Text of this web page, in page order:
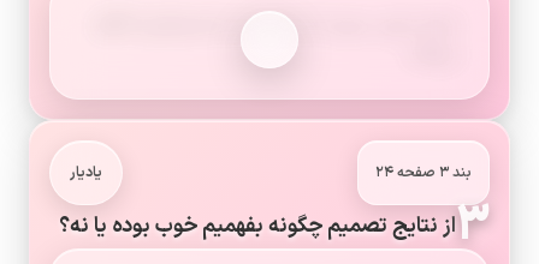
نتیجه یعنی چیزی که بعد از هر تصمیم‌گیری اتّفاق
بند ۳ صفحه ۲۴ یادیار
۳از نتایج تصمیم چگونه بفهمیم خوب بوده یا نه؟